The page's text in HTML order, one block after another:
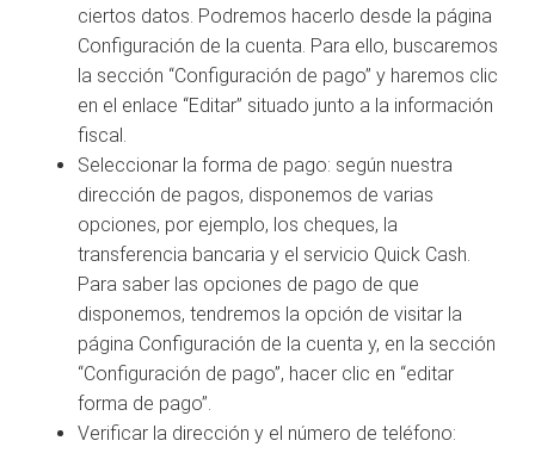
ciertos datos. Podremos hacerlo desde la página
Configuración de la cuenta. Para ello, buscaremos
la sección “Configuración de pago” y haremos clic
en el enlace “Editar” situado junto a la información
fiscal.
Seleccionar la forma de pago: según nuestra
dirección de pagos, disponemos de varias
opciones, por ejemplo, los cheques, la
transferencia bancaria y el servicio Quick Cash.
Para saber las opciones de pago de que
disponemos, tendremos la opción de visitar la
página Configuración de la cuenta y, en la sección
“Configuración de pago”, hacer clic en “editar
forma de pago”.
Verificar la dirección y el número de teléfono: